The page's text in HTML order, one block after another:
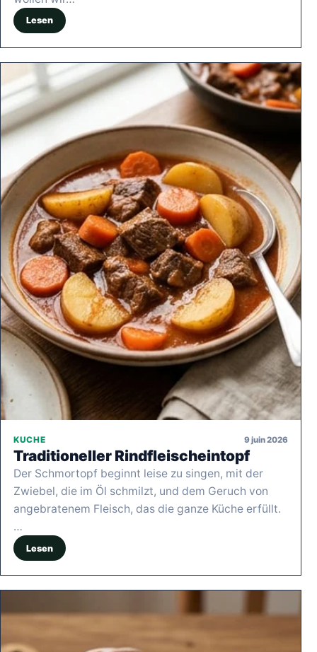
Lesen
KUCHE 9 juin 2026
Traditioneller Rindfleischeintopf
Der Schmortopf beginnt leise zu singen, mit der
Zwiebel, die im Öl schmilzt, und dem Geruch von
angebratenem Fleisch, das die ganze Küche erfüllt.
…
Lesen